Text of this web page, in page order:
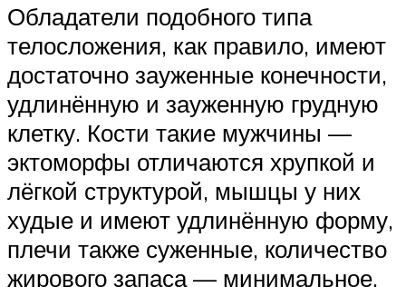
Обладатели подобного типа
телосложения, как правило, имеют
достаточно зауженные конечности,
удлинённую и зауженную грудную
клетку. Кости такие мужчины —
эктоморфы отличаются хрупкой и
лёгкой структурой, мышцы у них
худые и имеют удлинённую форму,
плечи также суженные, количество
жирового запаса — минимальное.